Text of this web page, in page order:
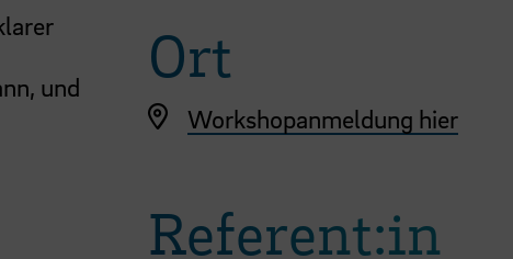
und
Ort
Workshopanmeldung hier
Referent:in